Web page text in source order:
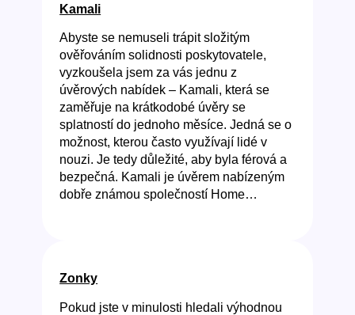
Kamali
Abyste se nemuseli trápit složitým
ověřováním solidnosti poskytovatele,
vyzkoušela jsem za vás jednu z
úvěrových nabídek – Kamali, která se
zaměřuje na krátkodobé úvěry se
splatností do jednoho měsíce. Jedná se o
možnost, kterou často využívají lidé v
nouzi. Je tedy důležité, aby byla férová a
bezpečná. Kamali je úvěrem nabízeným
dobře známou společností Home…
Zonky
Pokud jste v minulosti hledali výhodnou